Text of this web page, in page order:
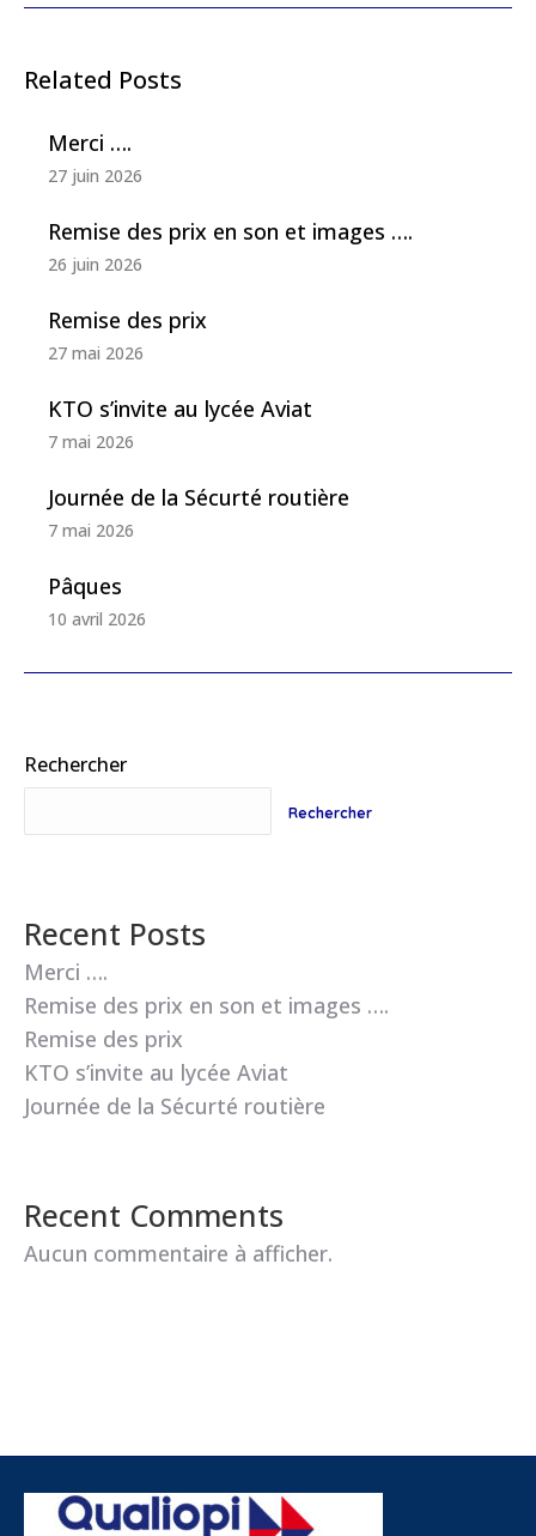
Related Posts
Merci ….
27 juin 2026
Remise des prix en son et images ….
26 juin 2026
Remise des prix
27 mai 2026
KTO s’invite au lycée Aviat
7 mai 2026
Journée de la Sécurté routière
7 mai 2026
Pâques
10 avril 2026
Rechercher
Rechercher
Recent Posts
Merci ….
Remise des prix en son et images ….
Remise des prix
KTO s’invite au lycée Aviat
Journée de la Sécurté routière
Recent Comments
Aucun commentaire à afficher.